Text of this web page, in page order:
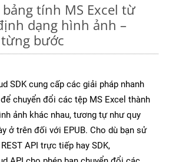
tính MS Excel từ
dạng hình ảnh –
bước
SDK cung cấp các giải pháp nhanh
chuyển đổi các tệp MS Excel thành
ảnh khác nhau, tương tự như quy
ở trên đối với EPUB. Cho dù bạn sử
API trực tiếp hay SDK,